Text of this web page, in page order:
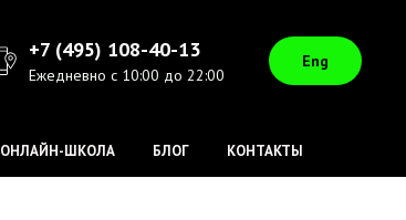
+7 (495) 108-40-13
Ежедневно с 10:00 до 22:00
Eng
ОНЛАЙН-ШКОЛА БЛОГ КОНТАКТЫ